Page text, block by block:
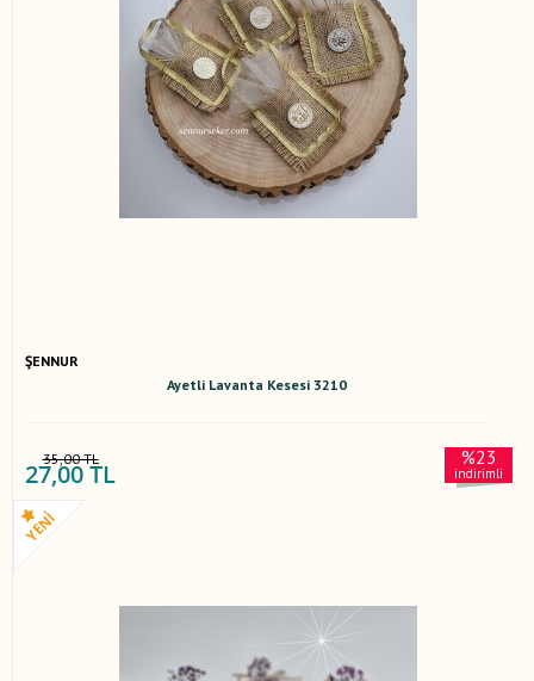
ŞENNUR
Ayetli Lavanta Kesesi 3210
35,00 TL
27,00 TL
%23
indirimli